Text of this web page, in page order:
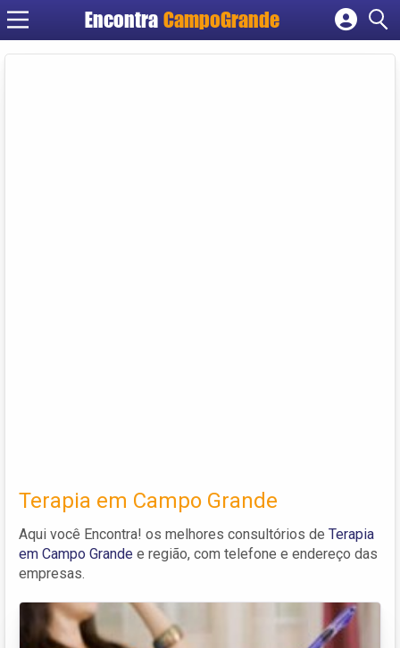
Encontra CampoGrande
Cadastrar empresa
Terapia em Campo Grande
Aqui você Encontra! os melhores consultórios de Terapia
em Campo Grande e região, com telefone e endereço das
empresas.